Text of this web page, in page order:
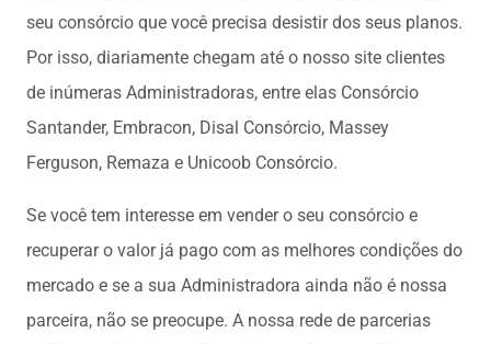
seu consórcio que você precisa desistir dos seus planos.
Por isso, diariamente chegam até o nosso site clientes
de inúmeras Administradoras, entre elas Consórcio
Santander, Embracon, Disal Consórcio, Massey
Ferguson, Remaza e Unicoob Consórcio.
Se você tem interesse em vender o seu consórcio e
recuperar o valor já pago com as melhores condições do
mercado e se a sua Administradora ainda não é nossa
parceira, não se preocupe. A nossa rede de parcerias